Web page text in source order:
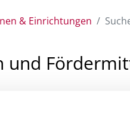
& Einrichtungen
und